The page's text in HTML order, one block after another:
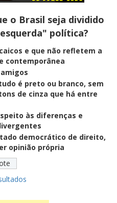
escuta em saúde
no SUS Digital
Ananias como candidato
Minas Gerais
têm até terça
informações
o Brasil seja dividido
política?
e que não refletem a
contemporânea
é preto ou branco, sem
de cinza que há entre
às diferenças e
democrático de direito,
opinião própria